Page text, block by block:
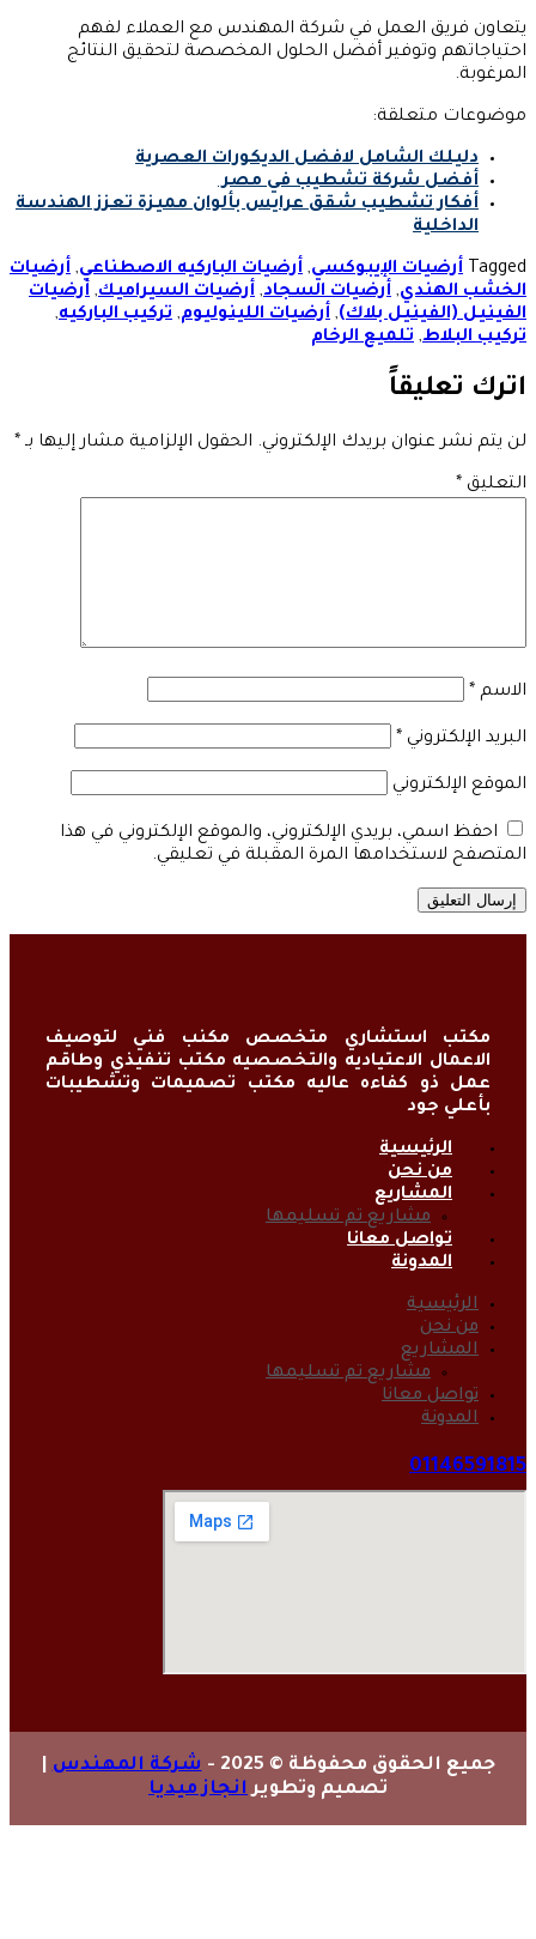
يتعاون فريق العمل في شركة المهندس مع العملاء لفهم
احتياجاتهم وتوفير أفضل الحلول المخصصة لتحقيق النتائج
المرغوبة.
موضوعات متعلقة:
دليلك الشامل لافضل الديكورات العصرية
أفضل شركة تشطيب في مصر
أفكار تشطيب شقق عرايس بألوان مميزة تعزز الهندسة
الداخلية
Tagged أرضيات الإيبوكسي,أرضيات الباركيه الاصطناعي,أرضيات
الخشب الهندي,أرضيات السجاد,أرضيات السيراميك,أرضيات
الفينيل (الفينيل بلاك),أرضيات اللينوليوم,تركيب الباركيه,
تركيب البلاط,تلميع الرخام
اترك تعليقاً
لن يتم نشر عنوان بريدك الإلكتروني. الحقول الإلزامية مشار إليها بـ*
التعليق*
الاسم*
البريد الإلكتروني*
الموقع الإلكتروني
احفظ اسمي، بريدي الإلكتروني، والموقع الإلكتروني في هذا
المتصفح لاستخدامها المرة المقبلة في تعليقي.
مكتب استشاري متخصص مكنب فني لتوصيف
الاعمال الاعتياديه والتخصصيه مكتب تنفيذي وطاقم
عمل ذو كفاءه عاليه مكتب تصميمات وتشطيبات
بأعلي جود
الرئيسية
من نحن
المشاريع
مشاريع تم تسليمها
تواصل معانا
المدونة
الرئيسية
من نحن
المشاريع
مشاريع تم تسليمها
تواصل معانا
المدونة
01146591815
جميع الحقوق محفوظة © 2025 - شركة المهندس|
تصميم وتطويرانجاز ميديا